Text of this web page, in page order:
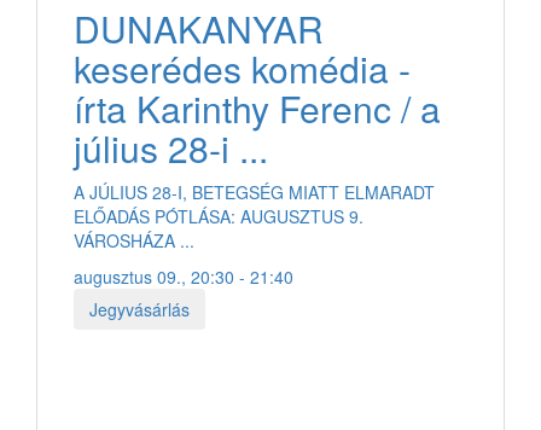
DUNAKANYAR
keserédes komédia -
írta Karinthy Ferenc / a
július 28-i ...
A JÚLIUS 28-I, BETEGSÉG MIATT ELMARADT
ELŐADÁS PÓTLÁSA: AUGUSZTUS 9.
VÁROSHÁZA ...
augusztus 09., 20:30 - 21:40
Jegyvásárlás